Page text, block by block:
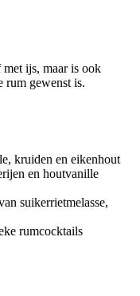
ijs, maar is ook
rum gewenst is.
kruiden en eikenhout
en houtvanille
suikerrietmelasse,
rumcocktails